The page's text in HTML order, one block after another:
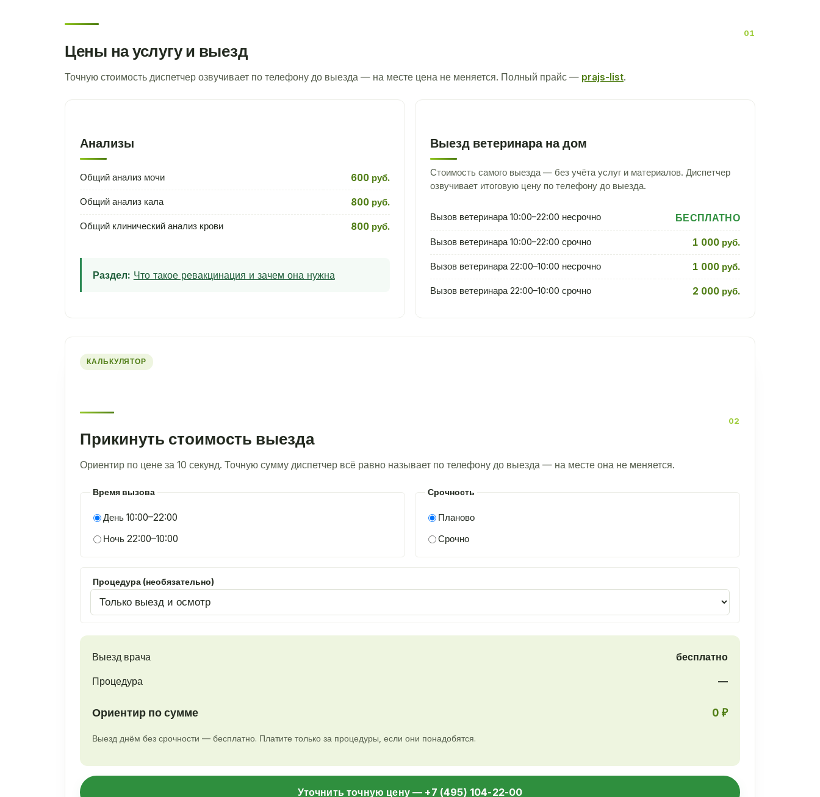
Цены на услугу и выезд
Точную стоимость диспетчер озвучивает по телефону до выезда — на месте цена не меняется. Полный прайс — prajs-list.
Анализы
Общий анализ мочи 600 руб.
Общий анализ кала 800 руб.
Общий клинический анализ крови 800 руб.
Раздел: Что такое ревакцинация и зачем она нужна
Выезд ветеринара на дом
Стоимость самого выезда — без учёта услуг и материалов. Диспетчер
озвучивает итоговую цену по телефону до выезда.
Вызов ветеринара 10:00–22:00 несрочно БЕСПЛАТНО
Вызов ветеринара 10:00–22:00 срочно 1 000 руб.
Вызов ветеринара 22:00–10:00 несрочно 1 000 руб.
Вызов ветеринара 22:00–10:00 срочно 2 000 руб.
КАЛЬКУЛЯТОР
Прикинуть стоимость выезда
Ориентир по цене за 10 секунд. Точную сумму диспетчер всё равно называет по телефону до выезда — на месте она не меняется.
Время вызова
День 10:00–22:00
Ночь 22:00–10:00
Срочность
Планово
Срочно
Процедура (необязательно)
Выезд врача бесплатно
Процедура —
Ориентир по сумме 0 ₽
Выезд днём без срочности — бесплатно. Платите только за процедуры, если они понадобятся.
Уточнить точную цену — +7 (495) 104-22-00